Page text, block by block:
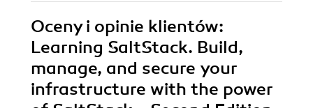
Oceny i opinie klientów:
Learning SaltStack. Build,
manage, and secure your
infrastructure with the power